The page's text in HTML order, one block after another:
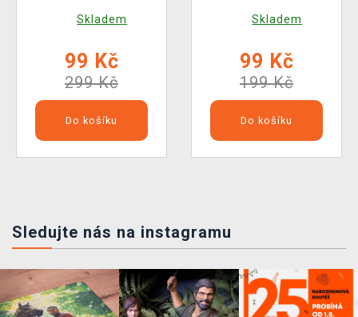
Skladem
99 Kč
299 Kč
Do košíku
Skladem
99 Kč
199 Kč
Do košíku
Sledujte nás na instagramu